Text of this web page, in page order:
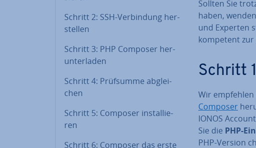
Schritt 2: SSH-Ver­bin­dung her­
stel­len
Schritt 3: PHP Composer her­
un­ter­la­den
Schritt 4: Prüfsumme ab­glei­
chen
Schritt 5: Composer in­stal­lie­
ren
Schritt 6: Composer das erste
Sollten Sie
haben,
und Experten
kompetent zur
Schritt
Wir empfehlen
Composer
IONOS
Sie die PHP-
PHP-Version